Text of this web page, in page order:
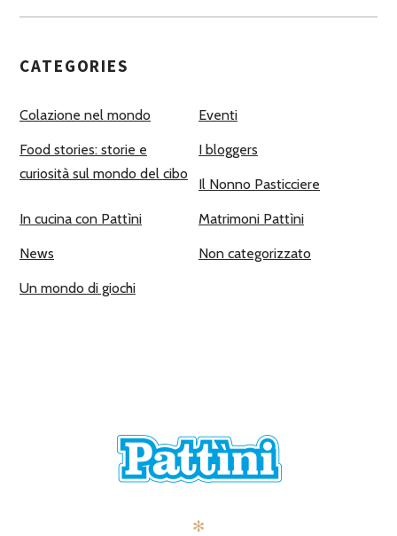
CATEGORIES
Colazione nel mondo Eventi
Food stories: storie e
curiosità sul mondo del cibo
I bloggers
Il Nonno Pasticciere
In cucina con Pattìni Matrimoni Pattìni
News Non categorizzato
Un mondo di giochi
✻